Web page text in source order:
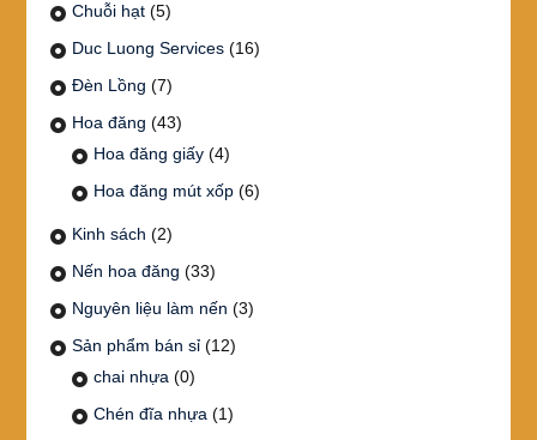
Chuỗi hạt (5)
Duc Luong Services (16)
Đèn Lồng (7)
Hoa đăng (43)
Hoa đăng giấy (4)
Hoa đăng mút xốp (6)
Kinh sách (2)
Nến hoa đăng (33)
Nguyên liệu làm nến (3)
Sản phẩm bán sỉ (12)
chai nhựa (0)
Chén đĩa nhựa (1)